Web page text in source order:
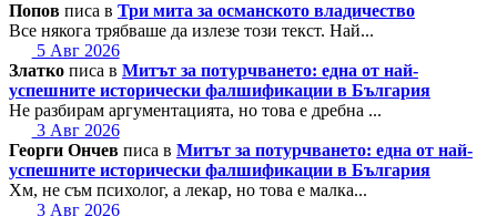
Попов писа в Три мита за османското владичество
Все някога трябваше да излезе този текст. Най...
5 Авг 2026
Златко писа в Митът за потурчването: една от най-
успешните исторически фалшификации в България
Не разбирам аргументацията, но това е дребна ...
3 Авг 2026
Георги Ончев писа в Митът за потурчването: една от най-
успешните исторически фалшификации в България
Хм, не съм психолог, а лекар, но това е малка...
3 Авг 2026